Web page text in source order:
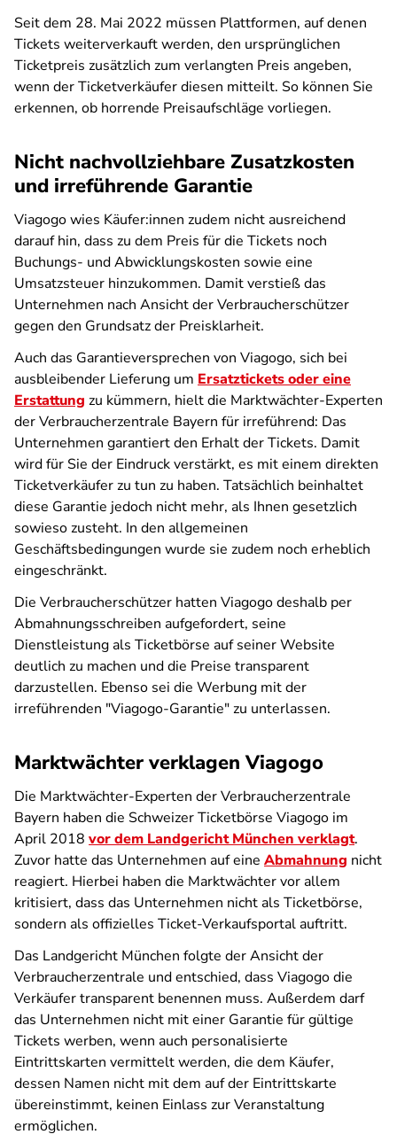
Seit dem 28. Mai 2022 müssen Plattformen, auf denen
Tickets weiterverkauft werden, den ursprünglichen
Ticketpreis zusätzlich zum verlangten Preis angeben,
wenn der Ticketverkäufer diesen mitteilt. So können Sie
erkennen, ob horrende Preisaufschläge vorliegen.
Nicht nachvollziehbare Zusatzkosten
und irreführende Garantie
Viagogo wies Käufer:innen zudem nicht ausreichend
darauf hin, dass zu dem Preis für die Tickets noch
Buchungs- und Abwicklungskosten sowie eine
Umsatzsteuer hinzukommen. Damit verstieß das
Unternehmen nach Ansicht der Verbraucherschützer
gegen den Grundsatz der Preisklarheit.
Auch das Garantieversprechen von Viagogo, sich bei
ausbleibender Lieferung um Ersatztickets oder eine
Erstattung zu kümmern, hielt die Marktwächter-Experten
der Verbraucherzentrale Bayern für irreführend: Das
Unternehmen garantiert den Erhalt der Tickets. Damit
wird für Sie der Eindruck verstärkt, es mit einem direkten
Ticketverkäufer zu tun zu haben. Tatsächlich beinhaltet
diese Garantie jedoch nicht mehr, als Ihnen gesetzlich
sowieso zusteht. In den allgemeinen
Geschäftsbedingungen wurde sie zudem noch erheblich
eingeschränkt.
Die Verbraucherschützer hatten Viagogo deshalb per
Abmahnungsschreiben aufgefordert, seine
Dienstleistung als Ticketbörse auf seiner Website
deutlich zu machen und die Preise transparent
darzustellen. Ebenso sei die Werbung mit der
irreführenden "Viagogo-Garantie" zu unterlassen.
Marktwächter verklagen Viagogo
Die Marktwächter-Experten der Verbraucherzentrale
Bayern haben die Schweizer Ticketbörse Viagogo im
April 2018 vor dem Landgericht München verklagt.
Zuvor hatte das Unternehmen auf eine Abmahnung nicht
reagiert. Hierbei haben die Marktwächter vor allem
kritisiert, dass das Unternehmen nicht als Ticketbörse,
sondern als offizielles Ticket-Verkaufsportal auftritt.
Das Landgericht München folgte der Ansicht der
Verbraucherzentrale und entschied, dass Viagogo die
Verkäufer transparent benennen muss. Außerdem darf
das Unternehmen nicht mit einer Garantie für gültige
Tickets werben, wenn auch personalisierte
Eintrittskarten vermittelt werden, die dem Käufer,
dessen Namen nicht mit dem auf der Eintrittskarte
übereinstimmt, keinen Einlass zur Veranstaltung
ermöglichen.